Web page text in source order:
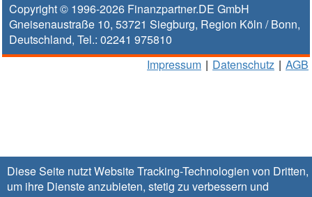
Diese Seite nutzt Website Tracking-Technologien von Dritten,
um ihre Dienste anzubieten, stetig zu verbessern und
Copyright © 1996-2026 Finanzpartner.DE GmbH
Gneisenaustraße 10, 53721 Siegburg, Region Köln / Bonn,
Deutschland, Tel.: 02241 975810
Impressum | Datenschutz | AGB